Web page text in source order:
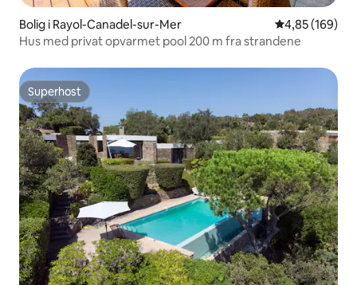
Bolig i Rayol-Canadel-sur-Mer 4,85 ud af 5 i
4,85 (169)
Hus med privat opvarmet pool 200 m fra strandene
Superhost
Superhost